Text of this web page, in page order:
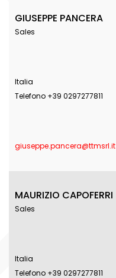
GIUSEPPE PANCERA
Sales
Italia
Telefono +39 0297277811
giuseppe.pancera@ttmsrl.it
MAURIZIO CAPOFERRI
Sales
Italia
Telefono +39 0297277811